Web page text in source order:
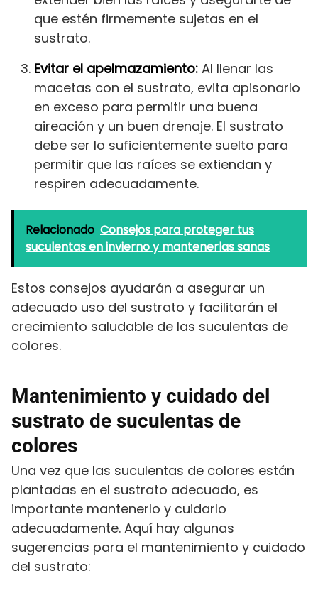
que estén firmemente sujetas en el
sustrato.
Evitar el apelmazamiento: Al llenar las
macetas con el sustrato, evita apisonarlo
en exceso para permitir una buena
aireación y un buen drenaje. El sustrato
debe ser lo suficientemente suelto para
permitir que las raíces se extiendan y
respiren adecuadamente.
Relacionado Consejos para proteger tus
suculentas en invierno y mantenerlas sanas
Estos consejos ayudarán a asegurar un
adecuado uso del sustrato y facilitarán el
crecimiento saludable de las suculentas de
colores.
Mantenimiento y cuidado del
sustrato de suculentas de
colores
Una vez que las suculentas de colores están
plantadas en el sustrato adecuado, es
importante mantenerlo y cuidarlo
adecuadamente. Aquí hay algunas
sugerencias para el mantenimiento y cuidado
del sustrato: